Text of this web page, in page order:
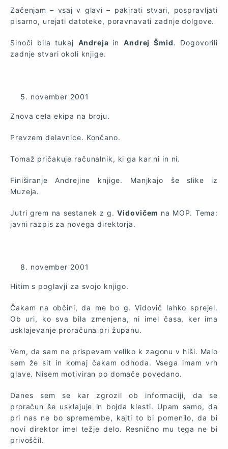
Začenjam – vsaj v glavi – pakirati stvari, pospravljati
pisarno, urejati datoteke, poravnavati zadnje dolgove.
Sinoči bila tukaj Andreja inAndrej Šmid. Dogovorili
zadnje stvari okoli knjige.
november 2001
Znova cela ekipa na broju.
Prevzem delavnice. Končano.
Tomaž pričakuje računalnik, ki ga kar ni in ni.
Finiširanje Andrejine knjige. Manjkajo še slike iz
Muzeja.
Jutri grem na sestanek z g.Vidovičem na MOP. Tema:
javni razpis za novega direktorja.
november 2001
Hitim s poglavji za svojo knjigo.
Čakam na občini, da me bo g. Vidovič lahko sprejel.
Ob uri, ko sva bila zmenjena, ni imel časa, ker ima
usklajevanje proračuna pri županu.
Vem, da sam ne prispevam veliko k zagonu v hiši. Malo
sem že sit in komaj čakam odhoda. Vsega imam vrh
glave. Nisem motiviran po domače povedano.
Danes sem se kar zgrozil ob informaciji, da se
proračun še usklajuje in bojda klesti. Upam samo, da
pri nas ne bo spremembe, kajti to bi pomenilo, da bi
novi direktor imel težje delo. Resnično mu tega ne bi
privoščil.